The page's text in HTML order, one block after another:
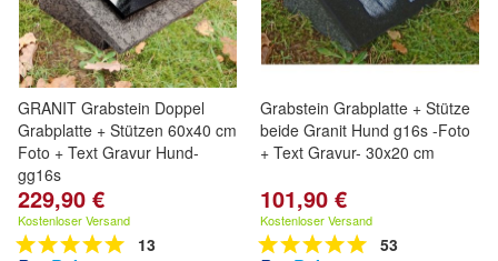
GRANIT Grabstein Doppel
Grabplatte + Stützen 60x40 cm
Foto + Text Gravur Hund-
gg16s
229,90 €
Kostenloser Versand
13
Grabstein Grabplatte + Stütze
beide Granit Hund g16s -Foto
+ Text Gravur- 30x20 cm
101,90 €
Kostenloser Versand
53